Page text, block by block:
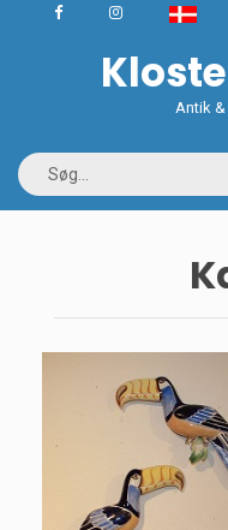
Antik